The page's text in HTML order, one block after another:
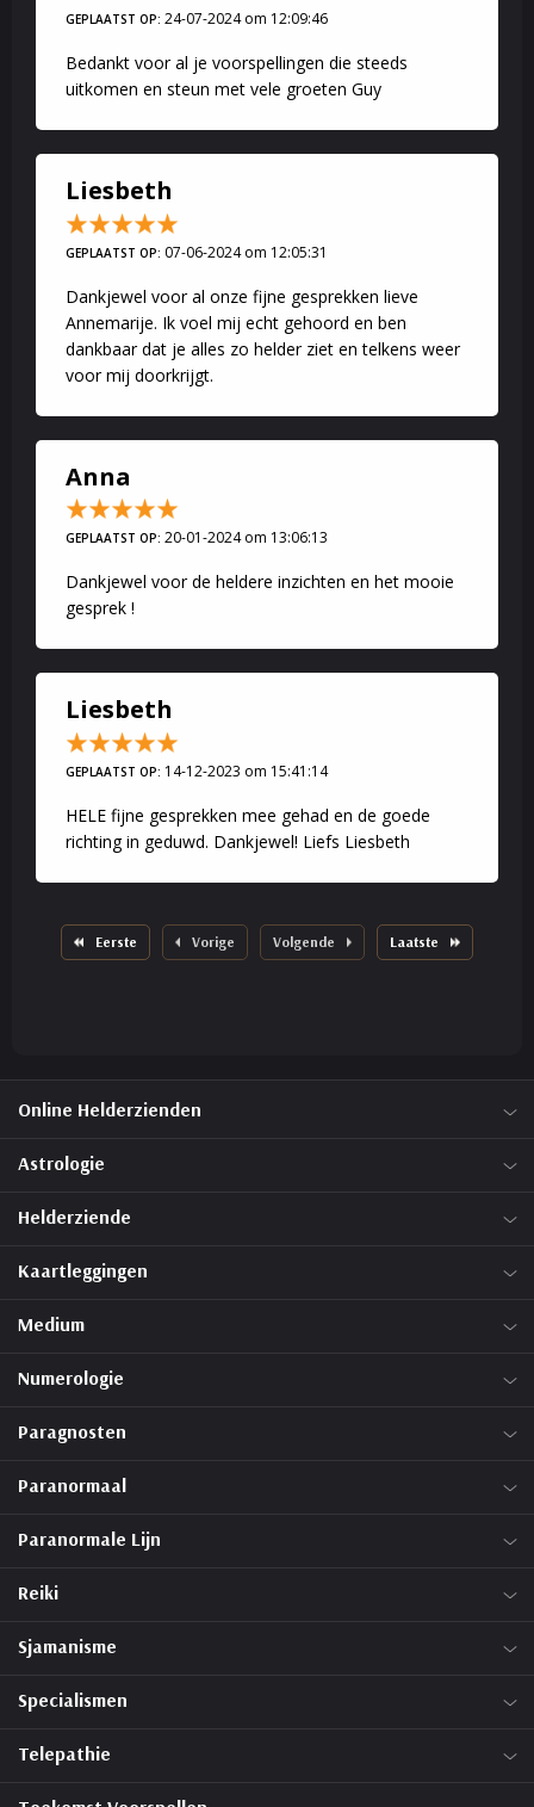
GEPLAATST OP: 24-07-2024 om 12:09:46
Bedankt voor al je voorspellingen die steeds
uitkomen en steun met vele groeten Guy
Liesbeth
GEPLAATST OP: 07-06-2024 om 12:05:31
Dankjewel voor al onze fijne gesprekken lieve
Annemarije. Ik voel mij echt gehoord en ben
dankbaar dat je alles zo helder ziet en telkens weer
voor mij doorkrijgt.
Anna
GEPLAATST OP: 20-01-2024 om 13:06:13
Dankjewel voor de heldere inzichten en het mooie
gesprek !
Liesbeth
GEPLAATST OP: 14-12-2023 om 15:41:14
HELE fijne gesprekken mee gehad en de goede
richting in geduwd. Dankjewel! Liefs Liesbeth
Eerste Vorige Volgende Laatste
Online Helderzienden
Astrologie
Helderziende
Kaartleggingen
Medium
Numerologie
Paragnosten
Paranormaal
Paranormale Lijn
Reiki
Sjamanisme
Specialismen
Telepathie